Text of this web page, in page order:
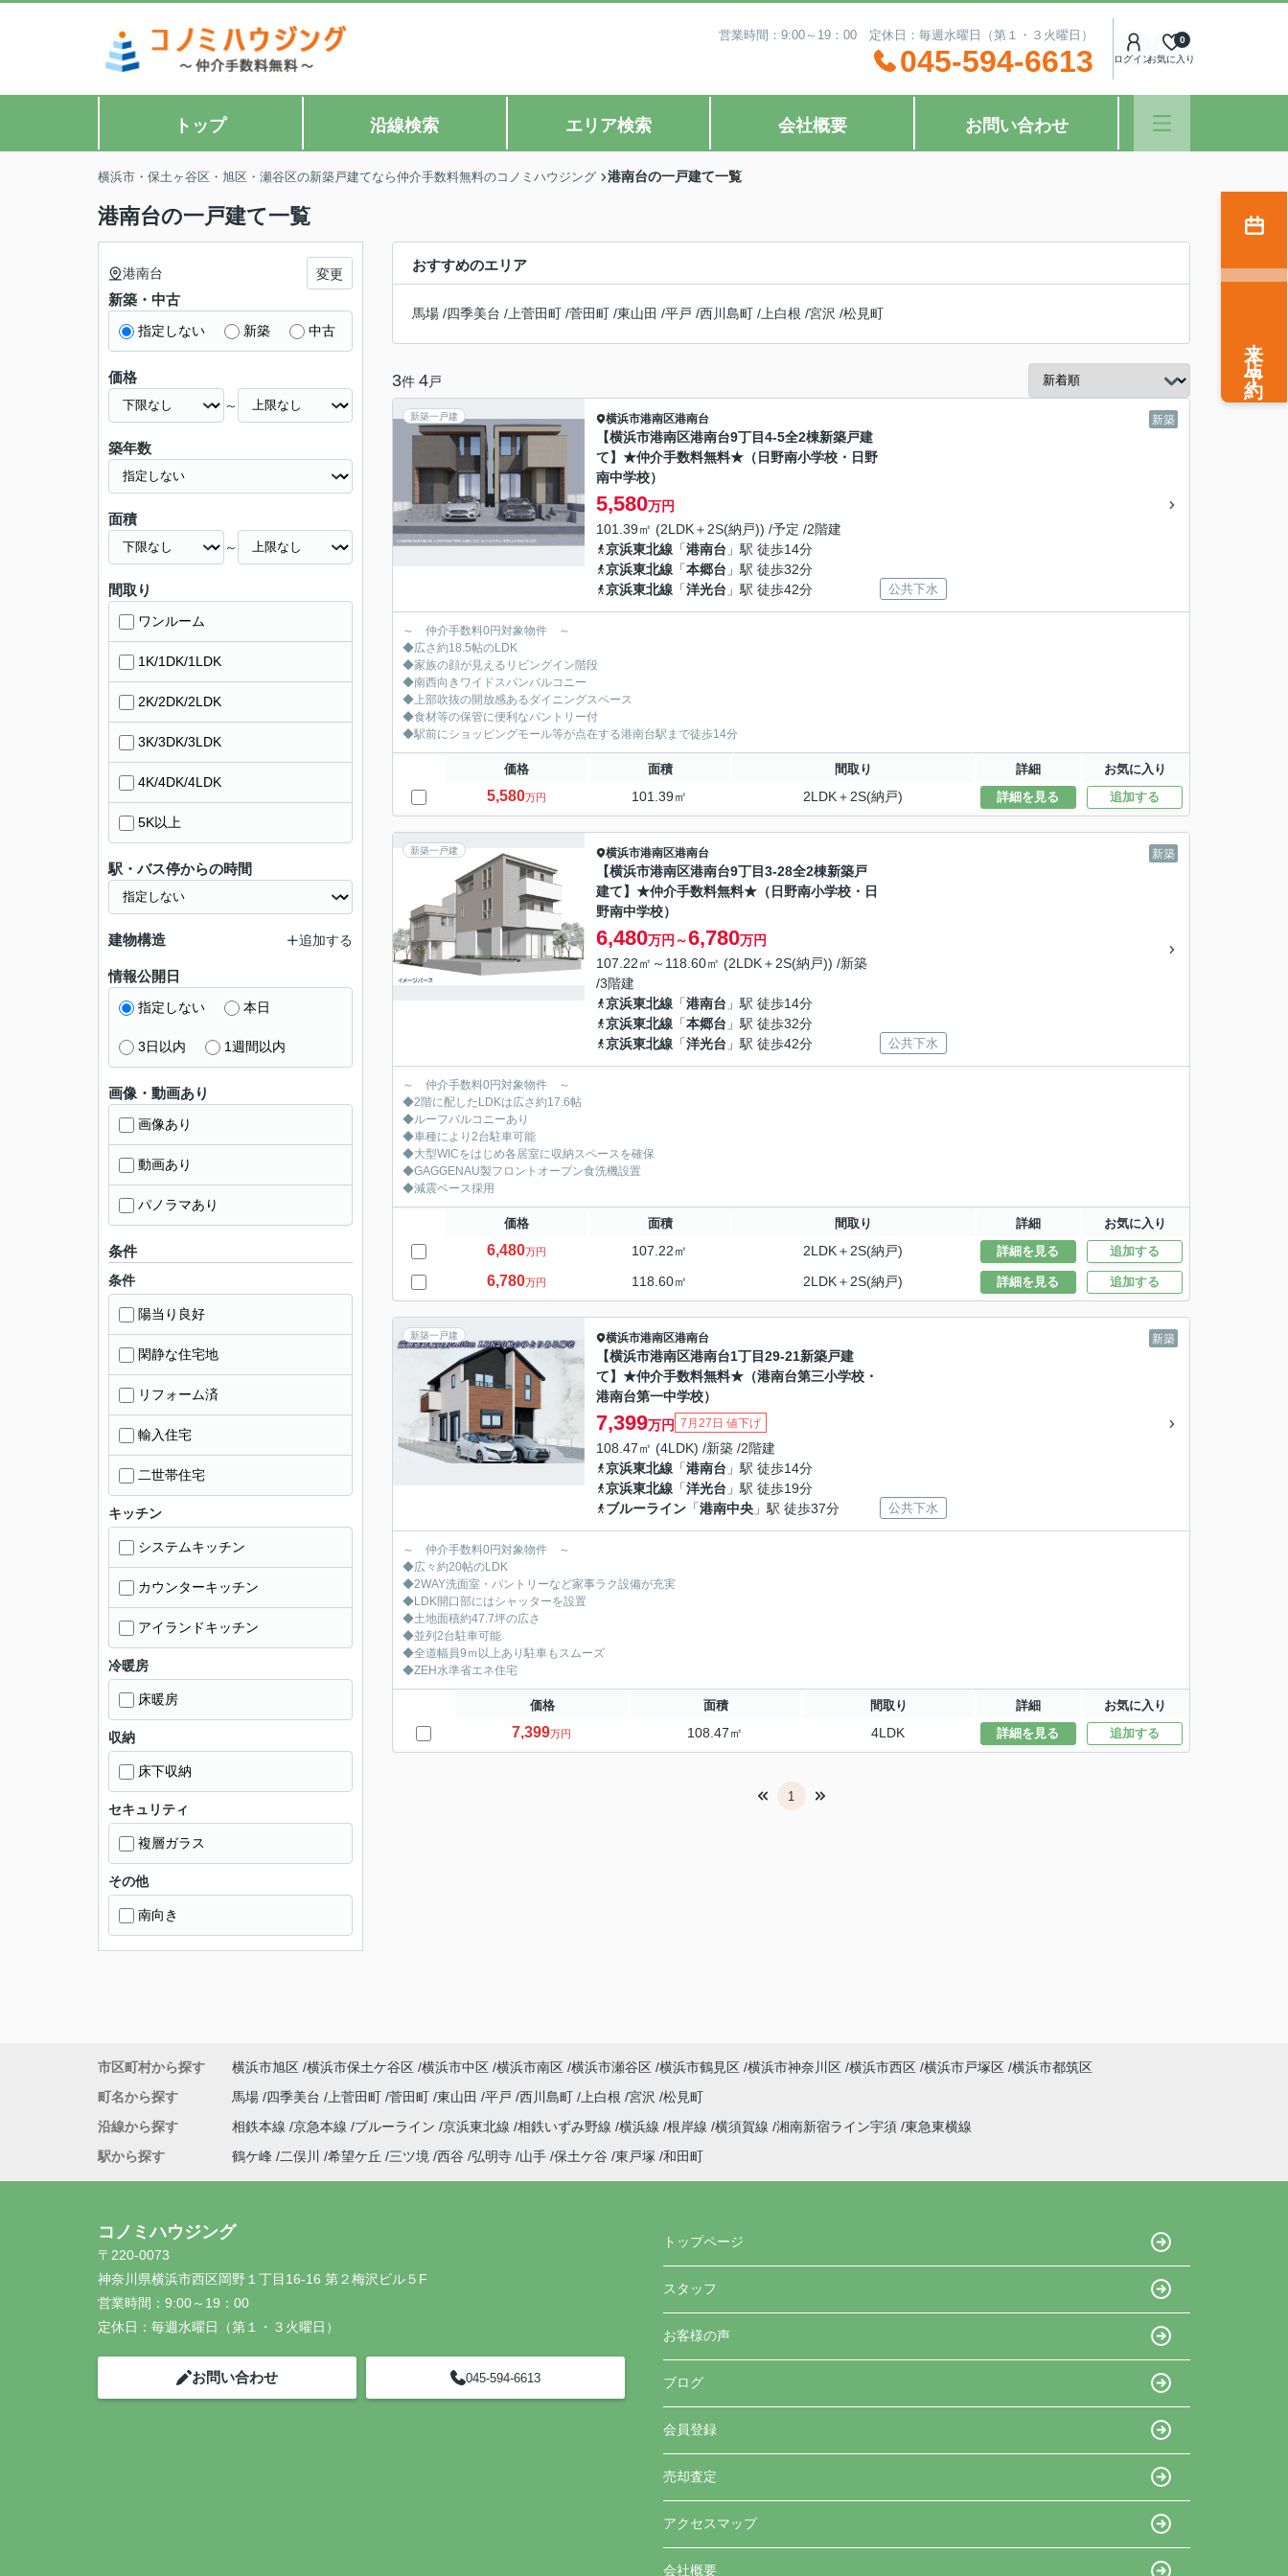
営業時間：9:00～19：00 定休日：毎週水曜日（第１・３火曜日）
045-594-6613 ログインお気に入り
0
トップ 沿線検索 エリア検索 会社概要 お問い合わせ
横浜市・保土ヶ谷区・旭区・瀬谷区の新築戸建てなら仲介手数料無料のコノミハウジング 港南台の一戸建て一覧
港南台の一戸建て一覧
おすすめのエリア
馬場 /四季美台 / 上菅田町 /菅田町 /東山田 /平戸 /西川島町 / 上白根 /宮沢 /松見町
3件 4戸
新築一戸建 新築
横浜市港南区港南台
【横浜市港南区港南台9丁目4-5全2棟新築戸建
て】★仲介手数料無料★（日野南小学校・日野
南中学校）
5,580万円
101.39㎡ (2LDK＋2S(納戸)) /予定 /2階建
京浜東北線 「港南台 」駅 徒歩14分
京浜東北線 「本郷台 」駅 徒歩32分
京浜東北線 「洋光台 」駅 徒歩42分 公共下水
～ 仲介手数料0円対象物件 ～
◆広さ約18.5帖のLDK
◆家族の顔が見えるリビングイン階段
◆南西向きワイドスパンバルコニー
◆上部吹抜の開放感あるダイニングスペース
◆食材等の保管に便利なパントリー付
◆駅前にショッピングモール等が点在する港南台駅まで徒歩14分
価格 面積 間取り 詳細 お気に入り
5,580万円 101.39㎡ 2LDK＋2S(納戸) 詳細を見る 追加する
新築一戸建 新築
横浜市港南区港南台
【横浜市港南区港南台9丁目3-28全2棟新築戸
建て】★仲介手数料無料★（日野南小学校・日
野南中学校）
6,480万円～6,780万円
107.22㎡～118.60㎡ (2LDK＋2S(納戸)) /新築
/3階建
京浜東北線 「港南台 」駅 徒歩14分
京浜東北線 「本郷台 」駅 徒歩32分
京浜東北線 「洋光台 」駅 徒歩42分 公共下水
～ 仲介手数料0円対象物件 ～
◆2階に配したLDKは広さ約17.6帖
◆ルーフバルコニーあり
◆車種により2台駐車可能
◆大型WICをはじめ各居室に収納スペースを確保
◆GAGGENAU製フロントオープン食洗機設置
◆減震ベース採用
価格 面積 間取り 詳細 お気に入り
6,480万円 107.22㎡ 2LDK＋2S(納戸) 詳細を見る 追加する
6,780万円 118.60㎡ 2LDK＋2S(納戸) 詳細を見る 追加する
新築一戸建 新築
横浜市港南区港南台
【横浜市港南区港南台1丁目29-21新築戸建
て】★仲介手数料無料★（港南台第三小学校・
港南台第一中学校）
7,399万円 7月27日 値下げ
108.47㎡ (4LDK) /新築 /2階建
京浜東北線 「港南台 」駅 徒歩14分
京浜東北線 「洋光台 」駅 徒歩19分
ブルーライン 「港南中央 」駅 徒歩37分 公共下水
～ 仲介手数料0円対象物件 ～
◆広々約20帖のLDK
◆2WAY洗面室・パントリーなど家事ラク設備が充実
◆LDK開口部にはシャッターを設置
◆土地面積約47.7坪の広さ
◆並列2台駐車可能
◆全道幅員9ｍ以上あり駐車もスムーズ
◆ZEH水準省エネ住宅
価格 面積 間取り 詳細 お気に入り
7,399万円 108.47㎡ 4LDK 詳細を見る 追加する
1
港南台 変更
新築・中古
指定しない 新築 中古
価格
～
築年数
面積
～
間取り
ワンルーム
1K/1DK/1LDK
2K/2DK/2LDK
3K/3DK/3LDK
4K/4DK/4LDK
5K以上
駅・バス停からの時間
建物構造 追加する
情報公開日
指定しない 本日
3日以内 1週間以内
画像・動画あり
画像あり
動画あり
パノラマあり
条件
条件
陽当り良好
閑静な住宅地
リフォーム済
輸入住宅
二世帯住宅
キッチン
システムキッチン
カウンターキッチン
アイランドキッチン
冷暖房
床暖房
収納
床下収納
セキュリティ
複層ガラス
その他
南向き
来店予約
市区町村から探す 横浜市旭区 横浜市保土ケ谷区 横浜市中区 横浜市南区 横浜市瀬谷区 横浜市鶴見区 横浜市神奈川区 横浜市西区 横浜市戸塚区 横浜市都筑区
町名から探す
馬場 四季美台 上菅田町 菅田町 東山田 平戸 西川島町 上白根 宮沢
松見町
沿線から探す
相鉄本線 京急本線 ブルーライン 京浜東北線 相鉄いずみ野線 横浜線 根岸線 横須賀線 湘南新宿ライン宇須 東急東横線
駅から探す
鶴ケ峰 二俣川 希望ケ丘 三ツ境 西谷 弘明寺 山手 保土ケ谷 東戸塚 和田町
コノミハウジング
〒220-0073
神奈川県横浜市西区岡野１丁目16-16 第２梅沢ビル５F
営業時間： 9:00～19：00
定休日： 毎週水曜日（第１・３火曜日）
お問い合わせ 045-594-6613
トップページ
スタッフ
お客様の声
ブログ
会員登録
売却査定
アクセスマップ
会社概要